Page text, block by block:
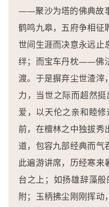
——聚沙为塔的佛典故
鹤鸣九皋，五府争相征
世间生涯而决意永远止
绊；而宝车丹枕——佛
渡。于是摒弃尘世渣滓
力，当世之际而超然
爱，以天伦之亲和睦
前，在檀林之中独拔秀
道，包容九部经典而气
此遍游讲席，历经寒来
台之上；如扬雄辞藻
附；玉柄拂尘刚刚挥动